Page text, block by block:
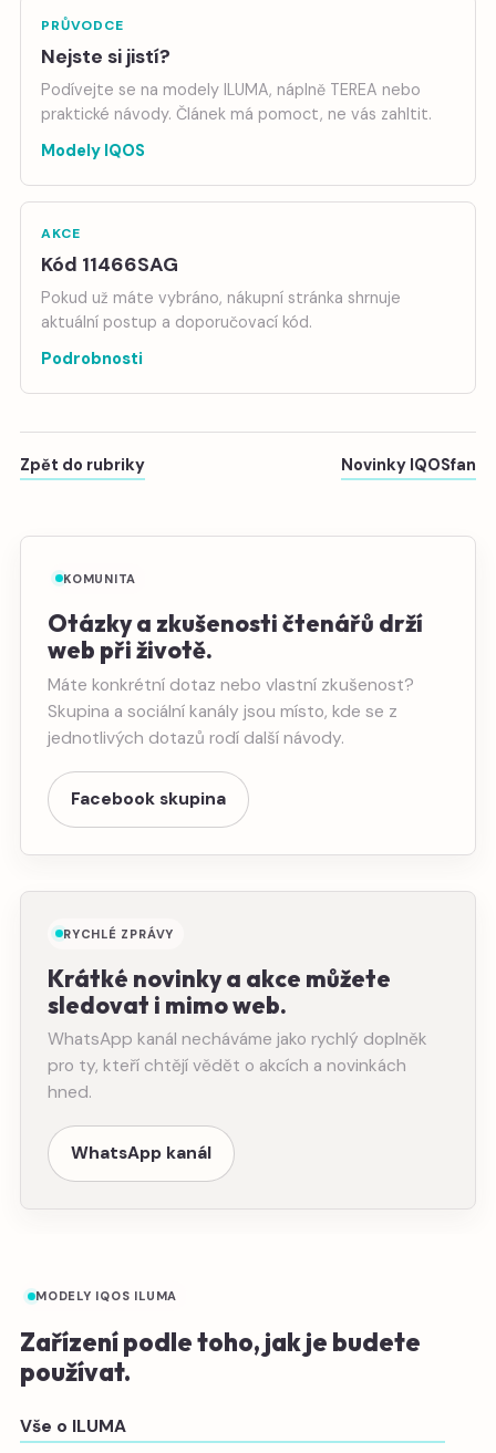
PRŮVODCE
Nejste si jistí?
Podívejte se na modely ILUMA, náplně TEREA nebo
praktické návody. Článek má pomoct, ne vás zahltit.
Modely IQOS
AKCE
Kód 11466SAG
Pokud už máte vybráno, nákupní stránka shrnuje
aktuální postup a doporučovací kód.
Podrobnosti
Zpět do rubriky Novinky IQOSfan
KOMUNITA
Otázky a zkušenosti čtenářů drží
web při životě.
Máte konkrétní dotaz nebo vlastní zkušenost?
Skupina a sociální kanály jsou místo, kde se z
jednotlivých dotazů rodí další návody.
Facebook skupina
RYCHLÉ ZPRÁVY
Krátké novinky a akce můžete
sledovat i mimo web.
WhatsApp kanál necháváme jako rychlý doplněk
pro ty, kteří chtějí vědět o akcích a novinkách
hned.
WhatsApp kanál
MODELY IQOS ILUMA
Zařízení podle toho, jak je budete
používat.
Vše o ILUMA